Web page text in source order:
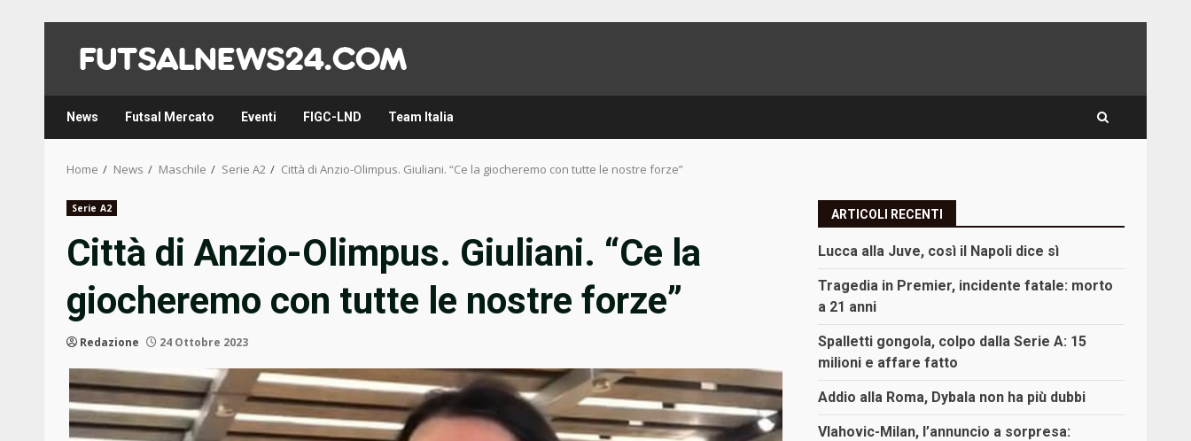
content
News Futsal Mercato Eventi FIGC-LND Team Italia
Home News Maschile Serie A2 Città di Anzio-Olimpus. Giuliani. “Ce la giocheremo con tutte le nostre forze”
Serie A2
Città di Anzio-Olimpus. Giuliani. “Ce la
giocheremo con tutte le nostre forze”
Redazione 24 Ottobre 2023
ARTICOLI RECENTI
Lucca alla Juve, così il Napoli dice sì
Tragedia in Premier, incidente fatale: morto
a 21 anni
Spalletti gongola, colpo dalla Serie A: 15
milioni e affare fatto
Addio alla Roma, Dybala non ha più dubbi
Vlahovic-Milan, l’annuncio a sorpresa: